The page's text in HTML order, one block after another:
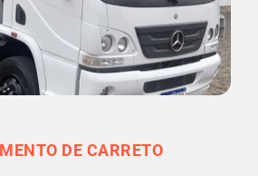
DE CARRETO